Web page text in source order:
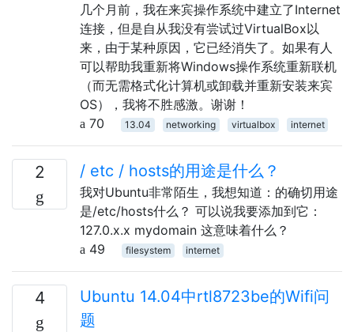
几个月前，我在来宾操作系统中建立了Internet
连接，但是自从我没有尝试过VirtualBox以
来，由于某种原因，它已经消失了。如果有人
可以帮助我重新将Windows操作系统重新联机
（而无需格式化计算机或卸载并重新安装来宾
OS），我将不胜感激。谢谢！
70
13.04 networking virtualbox internet
2 / etc / hosts的用途是什么？
我对Ubuntu非常陌生，我想知道：的确切用途
是/etc/hosts什么？ 可以说我要添加到它：
127.0.x.x mydomain 这意味着什么？
49
filesystem internet
4
Ubuntu 14.04中rtl8723be的Wifi问
题